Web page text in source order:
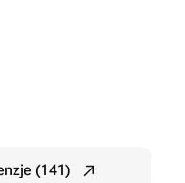
(141)